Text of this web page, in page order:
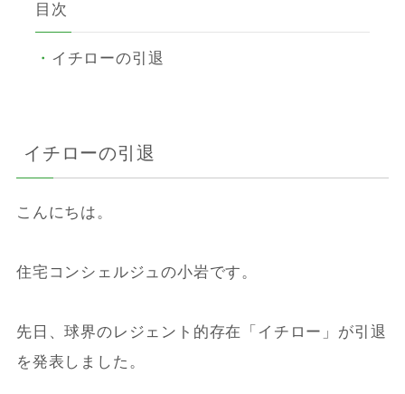
目次
イチローの引退
イチローの引退
こんにちは。
住宅コンシェルジュの小岩です。
先日、球界のレジェント的存在「イチロー」が引退
を発表しました。